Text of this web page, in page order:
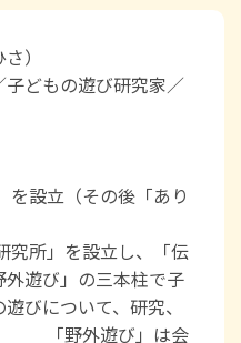
）
どもの遊び研究家／
を設立（その後「あり
究所」を設立し、「伝
遊び」の三本柱で子
びについて、研究、
野外遊び」は会